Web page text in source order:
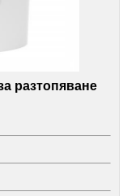
разтопяване